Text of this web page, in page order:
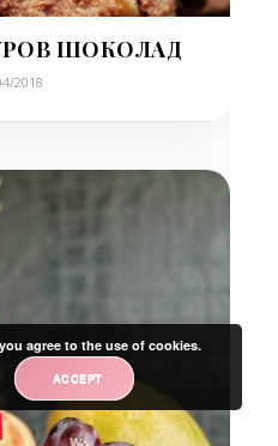
ШОКОЛАД
2018
agree to the use of cookies.
ACCEPT